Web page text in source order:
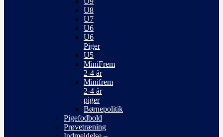
U8
U7
U6
U6
Piger
U5
MiniFrem
2-4 år
Minifrem
2-4 år
piger
Børnepolitik
Pigefodbold
Prøvetræning